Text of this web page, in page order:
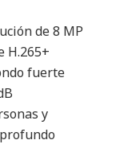
de 8 MP
H.265+
fuerte
y